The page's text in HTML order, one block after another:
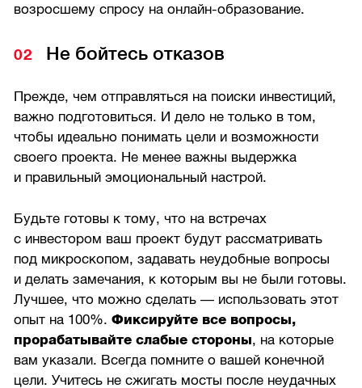
возросшему спросу на онлайн-образование.
Не бойтесь отказов
Прежде, чем отправляться на поиски инвестиций,
важно подготовиться. И дело не только в том,
чтобы идеально понимать цели и возможности
своего проекта. Не менее важны выдержка
и правильный эмоциональный настрой.
Будьте готовы к тому, что на встречах
с инвестором ваш проект будут рассматривать
под микроскопом, задавать неудобные вопросы
и делать замечания, к которым вы не были готовы.
Лучшее, что можно сделать — использовать этот
опыт на 100%.Фиксируйте все вопросы,
прорабатывайте слабые стороны, на которые
вам указали. Всегда помните о вашей конечной
цели. Учитесь не сжигать мосты после неудачных